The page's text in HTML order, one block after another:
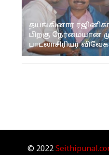
தயங்கினார்
பிறகு நேர்மையான
பாடலாசிரியர்
© 2022